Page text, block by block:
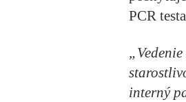
PCR
interný